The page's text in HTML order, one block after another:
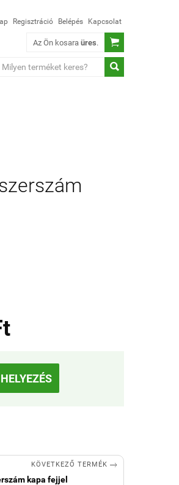
Regisztráció Belépés Kapcsolat
Az Ön kosara üres.


KÖVETKEZŐ TERMÉK 
kapa fejjel